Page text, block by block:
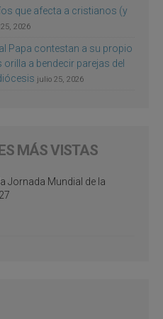
que afecta a cristianos (y
2026
Papa contestan a su propio
a bendecir parejas del
julio 25, 2026
MÁS VISTAS
Jornada Mundial de la